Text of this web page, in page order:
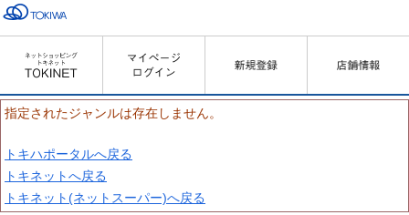
指定されたジャンルは存在しません。
トキハポータルへ戻る
トキネットへ戻る
トキネット(ネットスーパー)へ戻る